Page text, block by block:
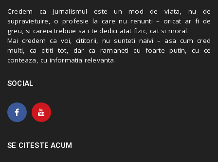
Credem ca jurnalismul este un mod de viata, nu de
supravietuire, o profesie la care nu renunti – oricat ar fi de
greu, si careia trebuie sa i te dedici atat fizic, cat si moral.
Mai credem ca voi, cititorii, nu sunteti naivi – asa cum cred
multi, ca cititi tot, dar ca ramaneti cu foarte putin, cu ce
conteaza, cu informatia relevanta.
SOCIAL
SE CITESTE ACUM